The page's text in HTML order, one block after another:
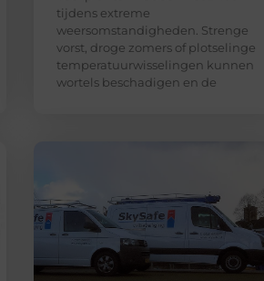
tijdens extreme
weersomstandigheden. Strenge
vorst, droge zomers of plotselinge
temperatuurwisselingen kunnen
wortels beschadigen en de